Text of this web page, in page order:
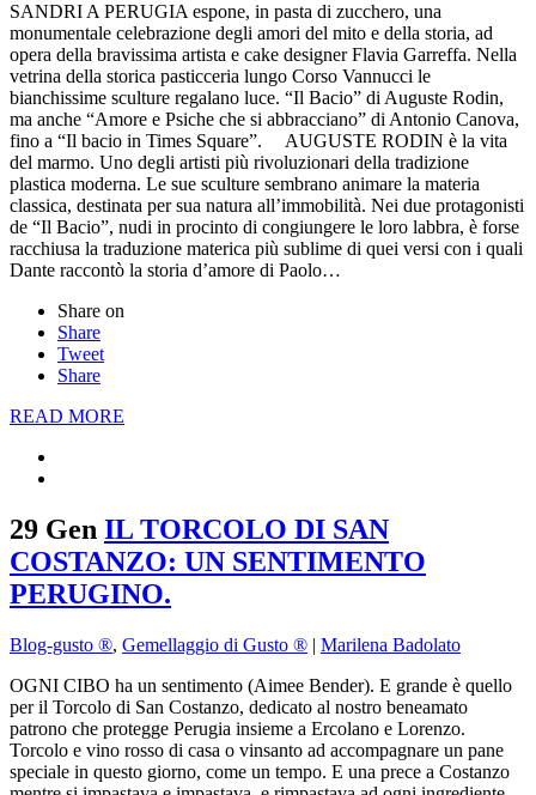
SANDRI A PERUGIA espone, in pasta di zucchero, una
monumentale celebrazione degli amori del mito e della storia, ad
opera della bravissima artista e cake designer Flavia Garreffa. Nella
vetrina della storica pasticceria lungo Corso Vannucci le
bianchissime sculture regalano luce. “Il Bacio” di Auguste Rodin,
ma anche “Amore e Psiche che si abbracciano” di Antonio Canova,
fino a “Il bacio in Times Square”. AUGUSTE RODIN è la vita
del marmo. Uno degli artisti più rivoluzionari della tradizione
plastica moderna. Le sue sculture sembrano animare la materia
classica, destinata per sua natura all’immobilità. Nei due protagonisti
de “Il Bacio”, nudi in procinto di congiungere le loro labbra, è forse
racchiusa la traduzione materica più sublime di quei versi con i quali
Dante raccontò la storia d’amore di Paolo…
Share on
Share
Tweet
Share
READ MORE
29 Gen IL TORCOLO DI SAN
COSTANZO: UN SENTIMENTO
PERUGINO.
Blog-gusto ®, Gemellaggio di Gusto ® | Marilena Badolato
OGNI CIBO ha un sentimento (Aimee Bender). E grande è quello
per il Torcolo di San Costanzo, dedicato al nostro beneamato
patrono che protegge Perugia insieme a Ercolano e Lorenzo.
Torcolo e vino rosso di casa o vinsanto ad accompagnare un pane
speciale in questo giorno, come un tempo. E una prece a Costanzo